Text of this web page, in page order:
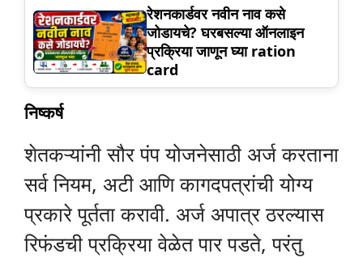
रेशनकार्डवर नवीन नाव कसे
जोडायचे? घरबसल्या ऑनलाइन
प्रक्रिया जाणून घ्या ration
card
निष्कर्ष
शेतकऱ्यांनी सौर पंप योजनेसाठी अर्ज करताना
सर्व नियम, अटी आणि कागदपत्रांची योग्य
प्रकारे पूर्तता करावी. अर्ज अपात्र ठरल्यास
रिफंडची प्रक्रिया वेळेत पार पडते, परंतु